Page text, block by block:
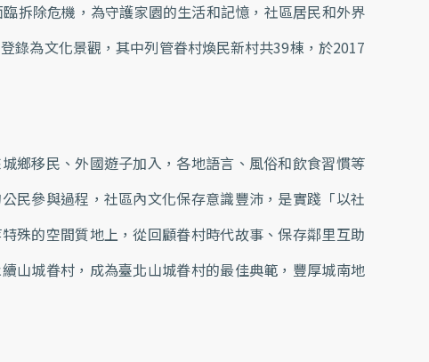
拆除危機，為守護家園的生活和記憶，社區居民和外界
錄為文化景觀，其中列管眷村煥民新村共39棟，於2017
鄉移民、外國遊子加入，各地語言、風俗和飲食習慣等
民參與過程，社區內文化保存意識豐沛，是實踐「以社
殊的空間質地上，從回顧眷村時代故事、保存鄰里互助
山城眷村，成為臺北山城眷村的最佳典範，豐厚城南地